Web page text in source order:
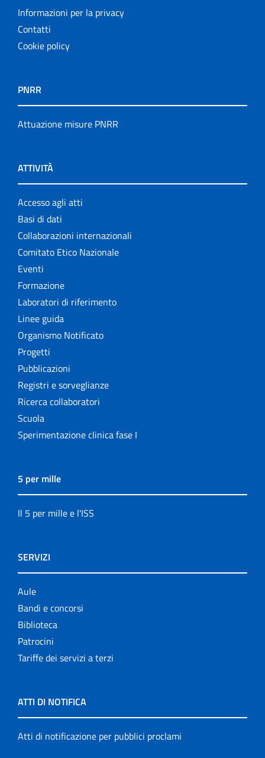
Informazioni per la privacy
Contatti
Cookie policy
PNRR
Attuazione misure PNRR
ATTIVITÀ
Accesso agli atti
Basi di dati
Collaborazioni internazionali
Comitato Etico Nazionale
Eventi
Formazione
Laboratori di riferimento
Linee guida
Organismo Notificato
Progetti
Pubblicazioni
Registri e sorveglianze
Ricerca collaboratori
Scuola
Sperimentazione clinica fase I
5 per mille
Il 5 per mille e l'ISS
SERVIZI
Aule
Bandi e concorsi
Biblioteca
Patrocini
Tariffe dei servizi a terzi
ATTI DI NOTIFICA
Atti di notificazione per pubblici proclami